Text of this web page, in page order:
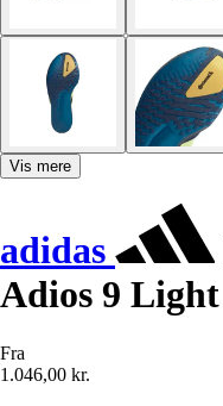
Vis mere
adidas
Adios 9
Fra
1.046,00 kr.